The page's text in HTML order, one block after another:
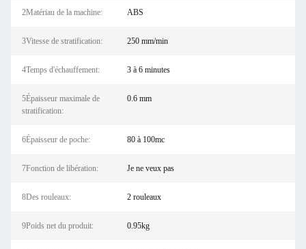
2Matériau de la machine: ABS
3Vitesse de stratification: 250 mm/min
4Temps d'échauffement: 3 à 6 minutes
5Épaisseur maximale de
stratification:
0.6 mm
6Épaisseur de poche: 80 à 100mc
7Fonction de libération: Je ne veux pas
8Des rouleaux: 2 rouleaux
9Poids net du produit: 0.95kg